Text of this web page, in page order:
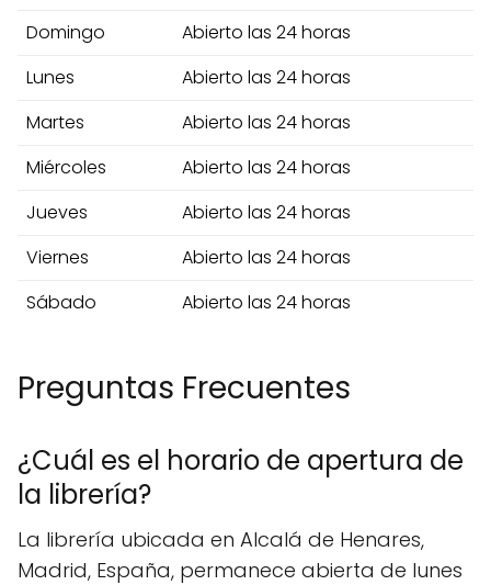
Domingo
Abierto las 24 horas
Lunes
Abierto las 24 horas
Martes
Abierto las 24 horas
Miércoles
Abierto las 24 horas
Jueves
Abierto las 24 horas
Viernes
Abierto las 24 horas
Sábado
Abierto las 24 horas
Preguntas Frecuentes
¿Cuál es el horario de apertura de
la librería?
La librería ubicada en Alcalá de Henares,
Madrid, España, permanece abierta de lunes